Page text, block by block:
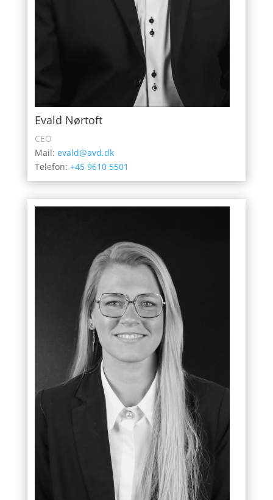
Evald Nørtoft
CEO
Mail: evald@avd.dk
Telefon: +45 9610 5501